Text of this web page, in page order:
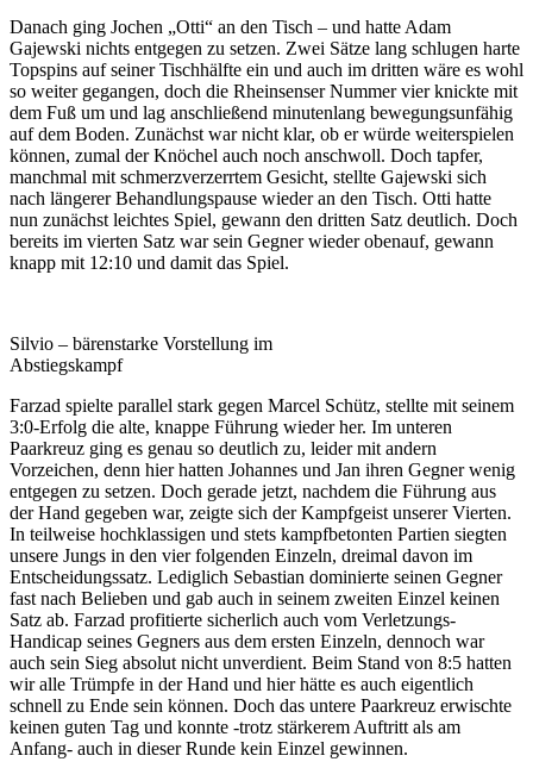
Danach ging Jochen „Otti“ an den Tisch – und hatte Adam
Gajewski nichts entgegen zu setzen. Zwei Sätze lang schlugen harte
Topspins auf seiner Tischhälfte ein und auch im dritten wäre es wohl
so weiter gegangen, doch die Rheinsenser Nummer vier knickte mit
dem Fuß um und lag anschließend minutenlang bewegungsunfähig
auf dem Boden. Zunächst war nicht klar, ob er würde weiterspielen
können, zumal der Knöchel auch noch anschwoll. Doch tapfer,
manchmal mit schmerzverzerrtem Gesicht, stellte Gajewski sich
nach längerer Behandlungspause wieder an den Tisch. Otti hatte
nun zunächst leichtes Spiel, gewann den dritten Satz deutlich. Doch
bereits im vierten Satz war sein Gegner wieder obenauf, gewann
knapp mit 12:10 und damit das Spiel.
Silvio – bärenstarke Vorstellung im
Abstiegskampf
Farzad spielte parallel stark gegen Marcel Schütz, stellte mit seinem
3:0-Erfolg die alte, knappe Führung wieder her. Im unteren
Paarkreuz ging es genau so deutlich zu, leider mit andern
Vorzeichen, denn hier hatten Johannes und Jan ihren Gegner wenig
entgegen zu setzen. Doch gerade jetzt, nachdem die Führung aus
der Hand gegeben war, zeigte sich der Kampfgeist unserer Vierten.
In teilweise hochklassigen und stets kampfbetonten Partien siegten
unsere Jungs in den vier folgenden Einzeln, dreimal davon im
Entscheidungssatz. Lediglich Sebastian dominierte seinen Gegner
fast nach Belieben und gab auch in seinem zweiten Einzel keinen
Satz ab. Farzad profitierte sicherlich auch vom Verletzungs-
Handicap seines Gegners aus dem ersten Einzeln, dennoch war
auch sein Sieg absolut nicht unverdient. Beim Stand von 8:5 hatten
wir alle Trümpfe in der Hand und hier hätte es auch eigentlich
schnell zu Ende sein können. Doch das untere Paarkreuz erwischte
keinen guten Tag und konnte -trotz stärkerem Auftritt als am
Anfang- auch in dieser Runde kein Einzel gewinnen.